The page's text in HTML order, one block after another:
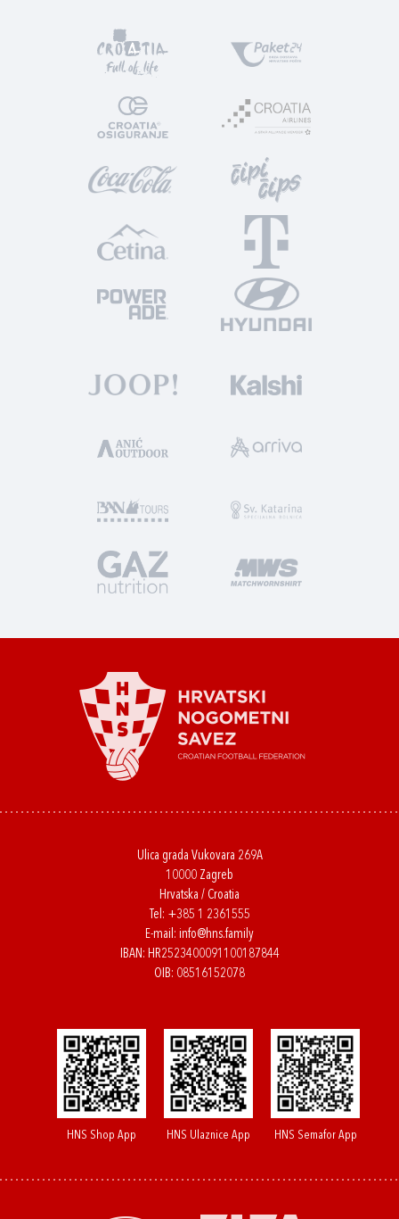
Ulica grada Vukovara 269A
10000 Zagreb
Hrvatska / Croatia
Tel: +385 1 2361555
E-mail: info@hns.family
IBAN: HR2523400091100187844
OIB: 08516152078
HNS Shop App HNS Ulaznice App HNS Semafor App